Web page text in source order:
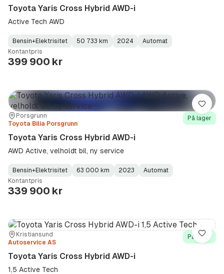
Toyota Yaris Cross Hybrid AWD-i
Active Tech AWD
Fuel
Type:
Bensin+Elektrisitet
Kilometerstand: 50 733 km
Model
Year:
2024
Gearbox
Type:
Automat
Kontantpris
399 900 kr
Sted:Porsgrunn
Forhandler:
Toyota Bilia Porsgrunn
På lager
Toyota Yaris Cross Hybrid AWD-i
AWD Active, velholdt bil, ny service
Fuel
Type:
Bensin+Elektrisitet
Kilometerstand: 63 000 km
Model
Year:
2023
Gearbox
Type:
Automat
Kontantpris
339 900 kr
Lagre
Sted:Kristiansund
Forhandler:
Autoservice AS
På lager
Toyota Yaris Cross Hybrid AWD-i
1,5 Active Tech
Lagre